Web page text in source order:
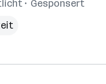
Gesponsert